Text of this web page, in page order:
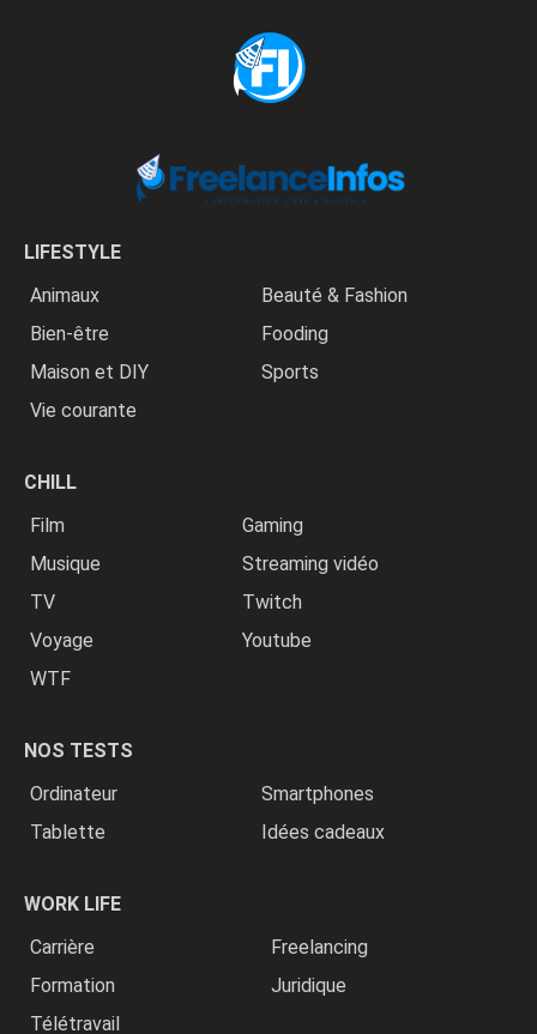
LIFESTYLE
Animaux
Beauté & Fashion
Bien-être
Fooding
Maison et DIY
Sports
Vie courante
CHILL
Film
Gaming
Musique
Streaming vidéo
TV
Twitch
Voyage
Youtube
WTF
NOS TESTS
Ordinateur
Smartphones
Tablette
Idées cadeaux
WORK LIFE
Carrière
Freelancing
Formation
Juridique
Télétravail